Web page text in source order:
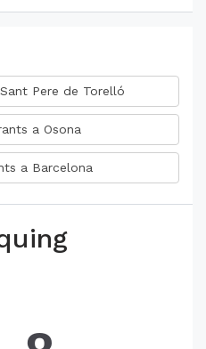
Pere de Torelló
a Osona
a Barcelona